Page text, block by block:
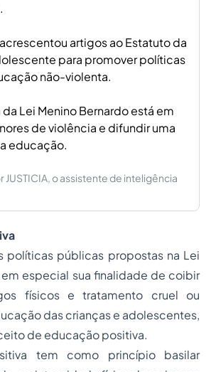
artigos ao Estatuto da
para promover políticas
não-violenta.
Lei Menino Bernardo está em
de violência e difundir uma
educação.
JUSTICIA, o assistente de inteligência
políticas públicas propostas na Lei
em especial sua finalidade de coibir
físicos e tratamento cruel ou
das crianças e adolescentes,
de educação positiva.
tem como princípio basilar